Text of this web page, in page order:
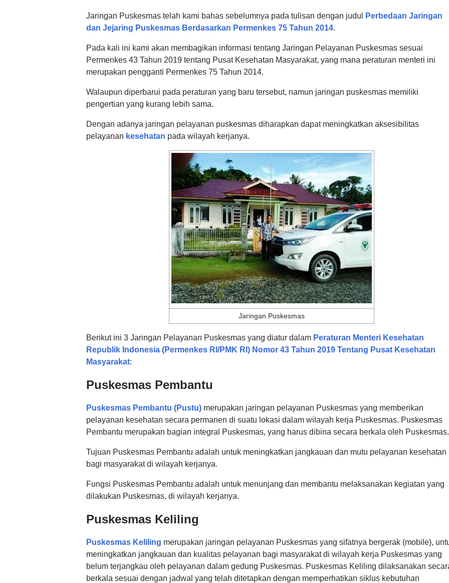
Jaringan Puskesmas telah kami bahas sebelumnya pada tulisan dengan judul
Perbedaan Jaringan
dan Jejaring Puskesmas Berdasarkan Permenkes 75 Tahun 2014.
Pada kali ini kami akan membagikan informasi tentang Jaringan Pelayanan Puskesmas sesuai
Permenkes 43 Tahun 2019 tentang Pusat Kesehatan Masyarakat, yang mana peraturan menteri ini
merupakan pengganti Permenkes 75 Tahun 2014.
Walaupun diperbarui pada peraturan yang baru tersebut, namun jaringan puskesmas memiliki
pengertian yang kurang lebih sama.
Dengan adanya jaringan pelayanan puskesmas diharapkan dapat meningkatkan aksesibilitas
pelayanan kesehatan pada wilayah kerjanya.
Jaringan Puskesmas
Berikut ini 3 Jaringan Pelayanan Puskesmas yang diatur dalam Peraturan Menteri Kesehatan
Republik Indonesia (Permenkes RI/PMK RI) Nomor 43 Tahun 2019 Tentang Pusat Kesehatan
Masyarakat:
Puskesmas Pembantu
Puskesmas Pembantu (Pustu) merupakan jaringan pelayanan Puskesmas yang memberikan
pelayanan kesehatan secara permanen di suatu lokasi dalam wilayah kerja Puskesmas. Puskesmas
Pembantu merupakan bagian integral Puskesmas, yang harus dibina secara berkala oleh Puskesmas.
Tujuan Puskesmas Pembantu adalah untuk meningkatkan jangkauan dan mutu pelayanan kesehatan
bagi masyarakat di wilayah kerjanya.
Fungsi Puskesmas Pembantu adalah untuk menunjang dan membantu melaksanakan kegiatan yang
dilakukan Puskesmas, di wilayah kerjanya.
Puskesmas Keliling
Puskesmas Keliling merupakan jaringan pelayanan Puskesmas yang sifatnya bergerak (mobile),
meningkatkan jangkauan dan kualitas pelayanan bagi masyarakat di wilayah kerja Puskesmas yang
belum terjangkau oleh pelayanan dalam gedung Puskesmas. Puskesmas Keliling dilaksanakan
berkala sesuai dengan jadwal yang telah ditetapkan dengan memperhatikan siklus kebutuhan